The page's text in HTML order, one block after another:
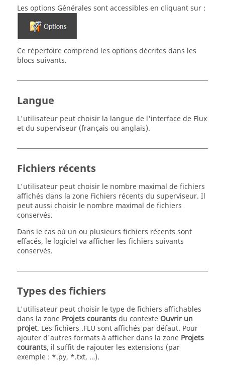
Les options Générales sont accessibles en cliquant sur :
Ce répertoire comprend les options décrites dans les
blocs suivants.
Langue
L'utilisateur peut choisir la langue de l'interface de Flux
et du superviseur (français ou anglais).
Fichiers récents
L'utilisateur peut choisir le nombre maximal de fichiers
affichés dans la zone Fichiers récents du superviseur. Il
peut aussi choisir le nombre maximal de fichiers
conservés.
Dans le cas où un ou plusieurs fichiers récents sont
effacés, le logiciel va afficher les fichiers suivants
conservés.
Types des fichiers
L'utilisateur peut choisir le type de fichiers affichables
dans la zone Projets courantsdu contexte Ouvrir un
projet. Les fichiers .FLU sont affichés par défaut. Pour
ajouter d'autres formats à afficher dans la zone Projets
courants, il suffit de rajouter les extensions (par
exemple : *.py, *.txt, …).